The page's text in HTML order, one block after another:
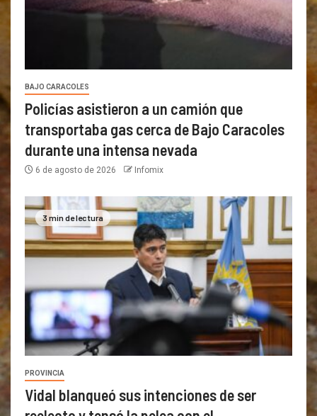
BAJO CARACOLES
Policías asistieron a un camión que
transportaba gas cerca de Bajo Caracoles
durante una intensa nevada
6 de agosto de 2026 Infomix
3 min de lectura
PROVINCIA
Vidal blanqueó sus intenciones de ser